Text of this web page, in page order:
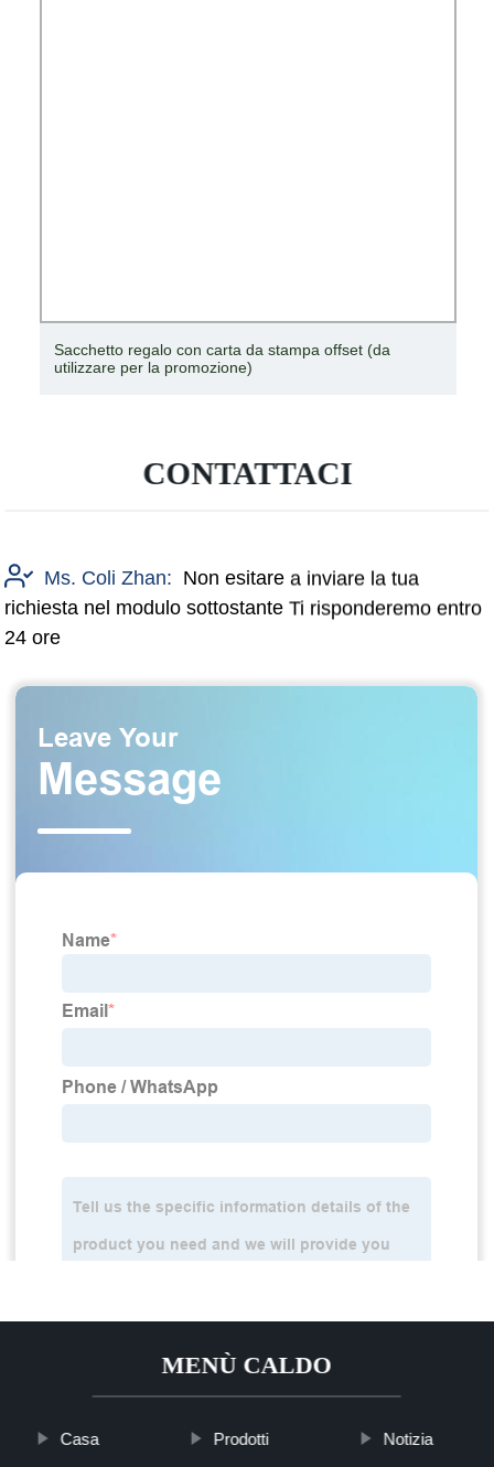
Sacchetto regalo con carta da stampa offset (da
utilizzare per la promozione)
CONTATTACI
Ms. Coli Zhan: Non esitare a inviare la tua
richiesta nel modulo sottostante Ti risponderemo entro
24 ore
MENÙ CALDO
Casa Prodotti Notizia